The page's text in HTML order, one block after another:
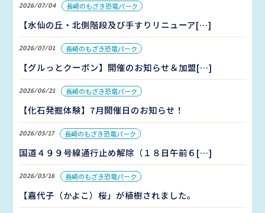
2026/07/04 長崎のもざき恐竜パーク
【水仙の丘・北側階段及び手すりリニューア[…]
2026/07/01 長崎のもざき恐竜パーク
【グルっとクーポン】開催のお知らせ＆加盟[…]
2026/06/21 長崎のもざき恐竜パーク
【化石発掘体験】7月開催日のお知らせ！
2026/05/17 長崎のもざき恐竜パーク
国道４９９号線通行止め解除（１８日午前６[…]
2026/03/16 長崎のもざき恐竜パーク
【嘉代子（かよこ）桜」が植樹されました。